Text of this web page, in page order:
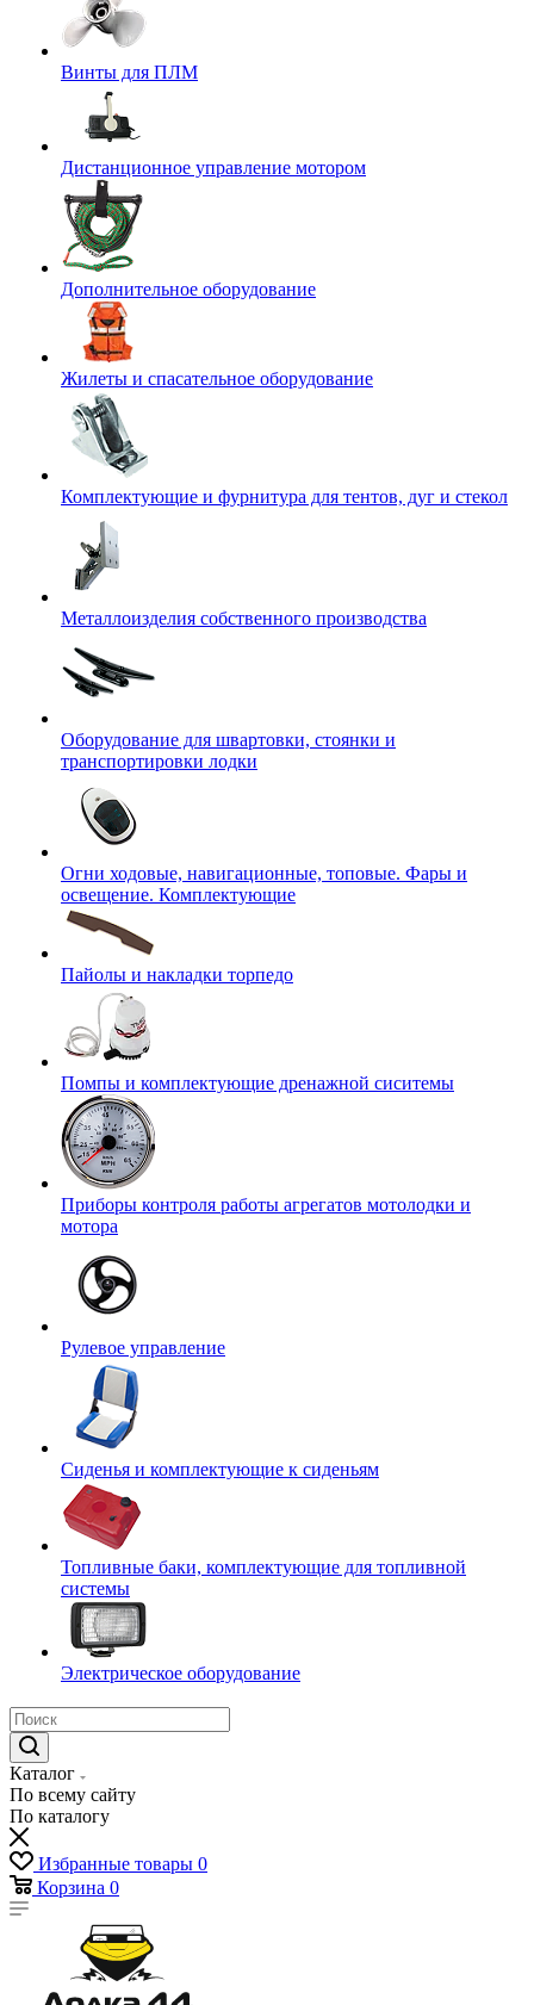
Винты для ПЛМ
Дистанционное управление мотором
Дополнительное оборудование
Жилеты и спасательное оборудование
Комплектующие и фурнитура для тентов, дуг и стекол
Металлоизделия собственного производства
Оборудование для швартовки, стоянки и
транспортировки лодки
Огни ходовые, навигационные, топовые. Фары и
освещение. Комплектующие
Пайолы и накладки торпедо
Помпы и комплектующие дренажной сиситемы
Приборы контроля работы агрегатов мотолодки и
мотора
Рулевое управление
Сиденья и комплектующие к сиденьям
Топливные баки, комплектующие для топливной
системы
Электрическое оборудование
Каталог
По всему сайту
По каталогу
Избранные товары 0
Корзина 0